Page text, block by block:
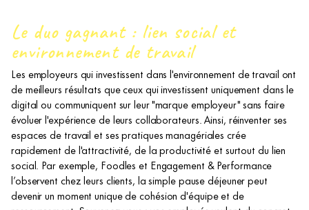
Le duo gagnant : lien social et
environnement de travail
Les employeurs qui investissent dans l'environnement de travail ont
de meilleurs résultats que ceux qui investissent uniquement dans le
digital ou communiquent sur leur "marque employeur" sans faire
évoluer l'expérience de leurs collaborateurs. Ainsi, réinventer ses
espaces de travail et ses pratiques managériales crée
rapidement de l'attractivité, de la productivité et surtout du lien
social. Par exemple, Foodles et Engagement & Performance
l’observent chez leurs clients, la simple pause déjeuner peut
devenir un moment unique de cohésion d'équipe et de